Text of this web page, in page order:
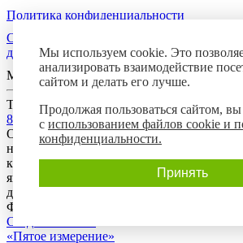
Политика конфиденциальности
Согласие посетителя сайта на обработку
данных
Мы в соцсетях
Телефон горячей линии
8-800-700-8788
Обращаем Ваше внимание на то, что
носит исключительно информационный
каких условиях предложения,
являются публичной офертой,
действующего гражданского
Федерации.
Создание сайта:
«Пятое измерение»
Мы используем cookie. Это
анализировать взаимодействие
сайтом и делать его лучше.
Продолжая пользоваться сайтом, вы
с использованием файлов cookie и
конфиденциальности.
Принять